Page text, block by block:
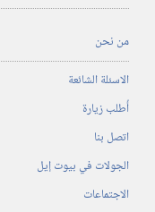
من نحن
الاسئلة الشائعة
أُطلب زيارة
اتصل بنا
الجولات في بيوت إيل
الاجتماعات